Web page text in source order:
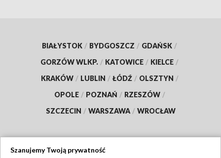
BIAŁYSTOK / BYDGOSZCZ / GDAŃSK /
GORZÓW WLKP. / KATOWICE / KIELCE /
KRAKÓW / LUBLIN / ŁÓDŹ / OLSZTYN /
OPOLE / POZNAŃ / RZESZÓW /
SZCZECIN / WARSZAWA / WROCŁAW
Szanujemy Twoją prywatność